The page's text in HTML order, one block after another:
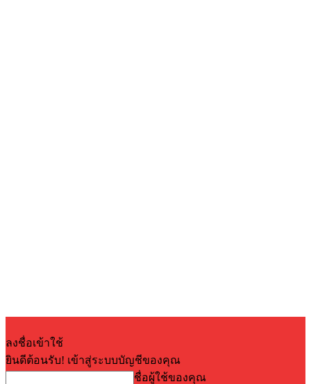
ลงชื่อเข้าใช้
ยินดีต้อนรับ! เข้าสู่ระบบบัญชีของคุณ
ชื่อผู้ใช้ของคุณ